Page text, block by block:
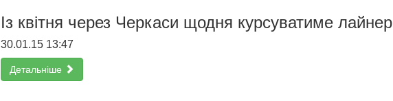
Із квітня через Черкаси щодня курсуватиме лайнер
30.01.15 13:47
Детальніше